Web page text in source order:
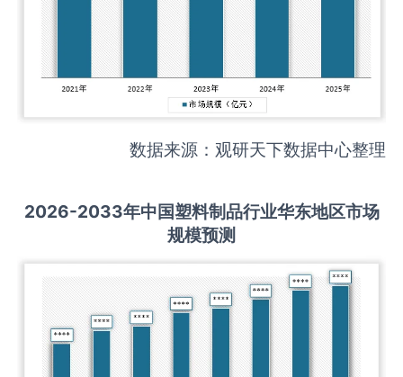
数据来源：观研天下数据中心整理
2026-2033年中国塑料制品行业华东地区市场
规模预测